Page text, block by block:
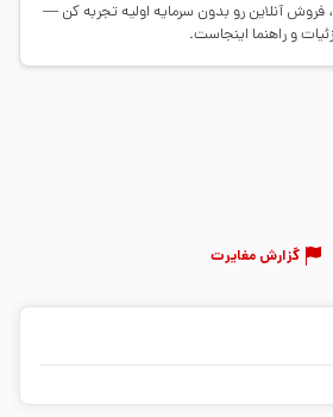
فروش آنلاین رو بدون سرمایه اولیه تجربه کن —
و راهنما اینجاست.
گزارش مغایرت